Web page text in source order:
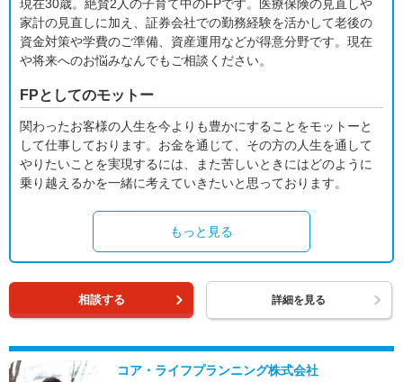
現在30歳。絶賛2人の子育て中のFPです。医療保険の見直しや
家計の見直しに加え、証券会社での勤務経験を活かして老後の
資金対策や学費のご準備、資産運用などが得意分野です。現在
や将来へのお悩みなんでもご相談ください。
FPとしてのモットー
関わったお客様の人生を今よりも豊かにすることをモットーと
して仕事しております。お金を通じて、その方の人生を通して
やりたいことを実現するには、また苦しいときにはどのように
乗り越えるかを一緒に考えていきたいと思っております。
もっと見る
相談する 詳細を見る
コア・ライフプランニング株式会社